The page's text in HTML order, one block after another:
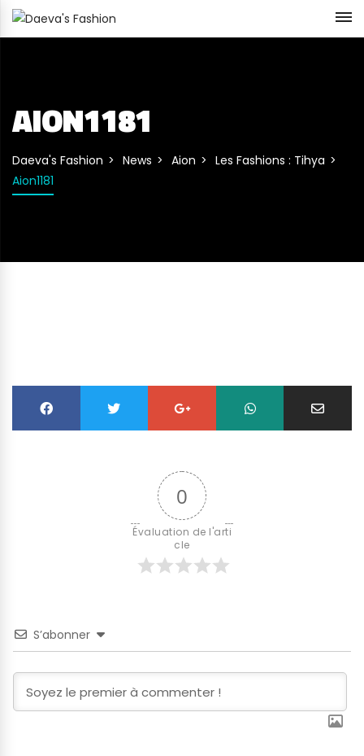
AION1181
Daeva's Fashion News Aion
Les Fashions : Tihya
Aion1181
0
Évaluation de l'arti
cle
S’abonner